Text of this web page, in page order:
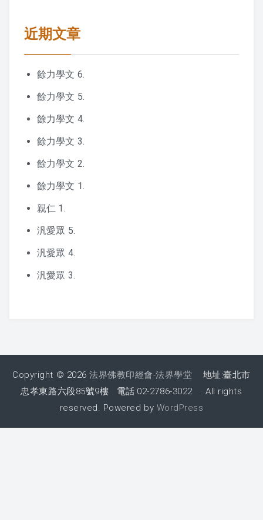
近期文章
餘力學文 6.
餘力學文 5.
餘力學文 4.
餘力學文 3.
餘力學文 2.
餘力學文 1.
親仁 1.
汎愛眾 5.
汎愛眾 4.
汎愛眾 3.
Copyright © 2026法界佛教印經會-法界學堂 地址:臺北市
忠孝東路六段85號9樓 電話:02-2786-3022 . All rights
reserved. Powered by WordPress